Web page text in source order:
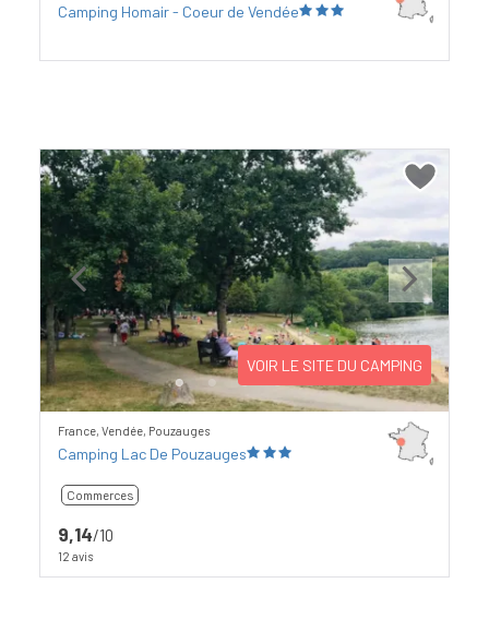
Camping Homair - Coeur de Vendée
Previous Next
VOIR LE SITE DU CAMPING
France, Vendée, Pouzauges
Camping Lac De Pouzauges
Commerces
9,14/10
12 avis